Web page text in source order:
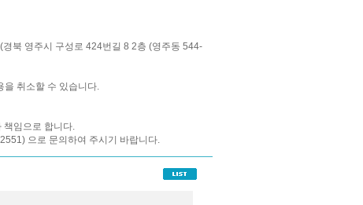
북 영주시 구성로 424번길 8 2층 (영주동 544-
을 취소할 수 있습니다.
책임으로 합니다.
으로 문의하여 주시기 바랍니다.